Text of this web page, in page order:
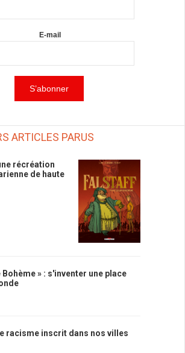
E-mail
ARTICLES PARUS
récréation
de haute
Bohème » : s'inventer une place
racisme inscrit dans nos villes